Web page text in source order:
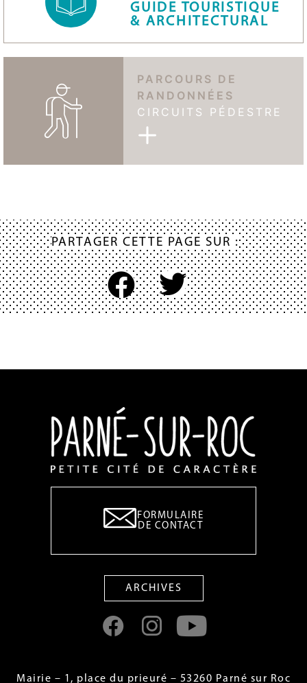
GUIDE TOURISTIQUE
& ARCHITECTURAL
PARCOURS DE
RANDONNÉES
CIRCUITS PÉDESTRE
PARTAGER CETTE PAGE SUR :
FORMULAIRE
DE CONTACT
ARCHIVES
Mairie – 1, place du prieuré – 53260 Parné sur Roc